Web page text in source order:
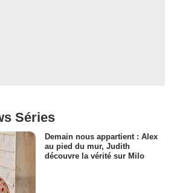
Séries
Demain nous appartient : Alex
au pied du mur, Judith
découvre la vérité sur Milo